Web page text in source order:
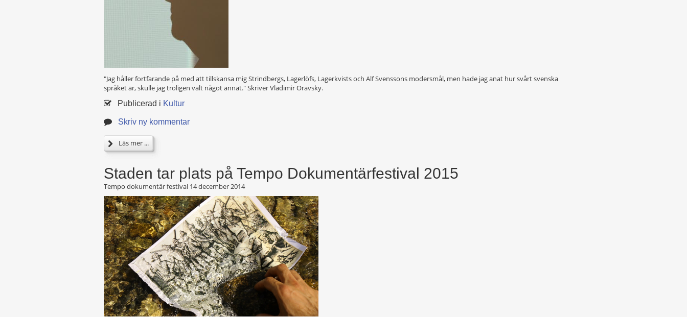
"Jag håller fortfarande på med att tillskansa mig Strindbergs, Lagerlöfs, Lagerkvists och Alf Svenssons modersmål, men hade jag anat hur svårt svenska
språket är, skulle jag troligen valt något annat." Skriver Vladimir Oravsky.
Publicerad i Kultur
Skriv ny kommentar
Läs mer ...
Staden tar plats på Tempo Dokumentärfestival 2015
Tempo dokumentär festival 14 december 2014